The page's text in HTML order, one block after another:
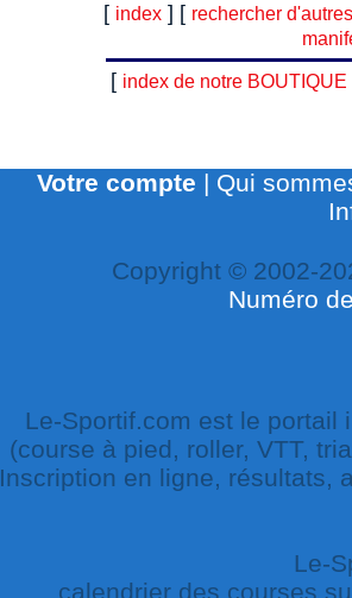
[ index ] [ rechercher
[ index de notre BOUTIQUE
Votre compte | Qui
Copyright © 2002-
Numéro
Le-Sportif.com est le portail
(course à pied, roller, VTT,
Inscription en ligne, résultats,
Le-
calendrier des courses